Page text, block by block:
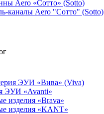
Aero «Сотто» (Sotto)
каналы Aero "Сотто" (Sotto)
ЭУИ «Вива» (Viva)
ЭУИ «Avanti»
изделия «Brava»
изделия «KANT»